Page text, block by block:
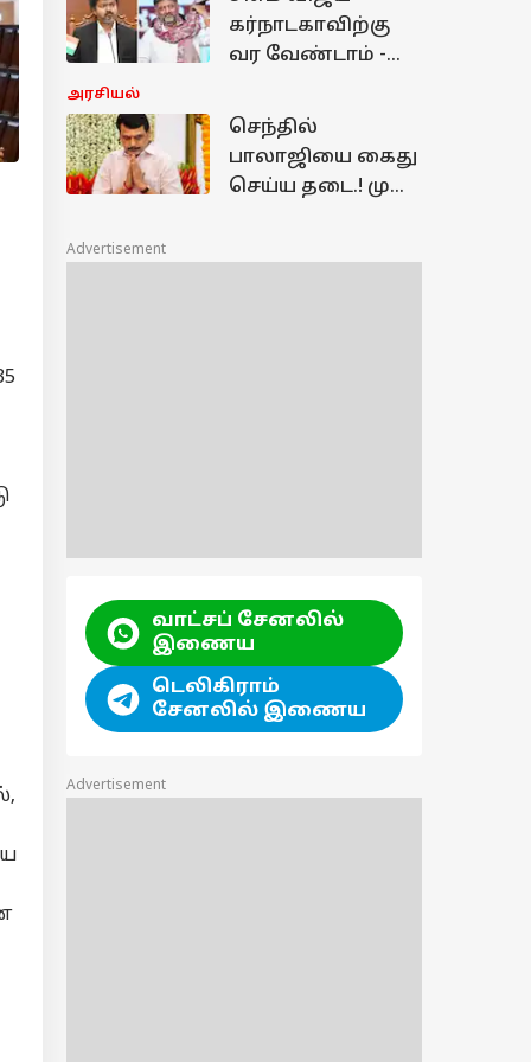
தகவல் சொன்ன
CTR நிர்மல்
கர்நாடகாவிற்கு
வர வேண்டாம் -
திடீர் அறிவிப்பு -
காரணம் என்ன.?
அரசியல்
செந்தில்
பாலாஜியை கைது
செய்ய தடை.! முன்
Advertisement
வாட்சப் சேனலில்
இணைய
டெலிகிராம்
சேனலில் இணைய
Advertisement